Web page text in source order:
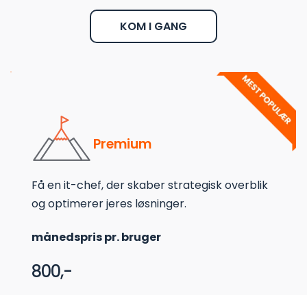
KOM I GANG
Premium
Få en it-chef, der skaber strategisk overblik
og optimerer jeres løsninger.
månedspris pr. bruger
800,-